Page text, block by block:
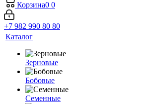
Корзина0 0
+7 982 990 80 80
Каталог
Зерновые
Бобовые
Семенные